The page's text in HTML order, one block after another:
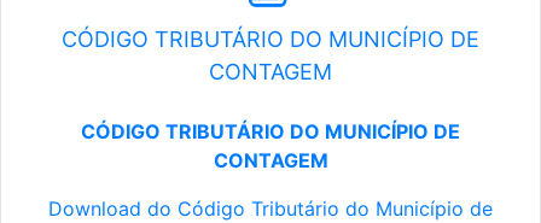
CÓDIGO TRIBUTÁRIO DO MUNICÍPIO DE
CONTAGEM
CÓDIGO TRIBUTÁRIO DO MUNICÍPIO DE
CONTAGEM
Download do Código Tributário do Município de